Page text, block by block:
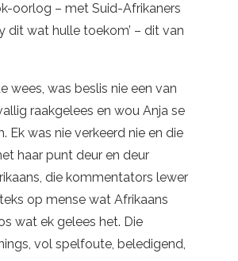
oorlog – met Suid-Afrikaners
dit wat hulle toekom’ – dit van
wees, was beslis nie een van
raakgelees en wou Anja se
Ek was nie verkeerd nie en die
haar punt deur en deur
die kommentators lewer
op mense wat Afrikaans
wat ek gelees het. Die
vol spelfoute, beledigend,